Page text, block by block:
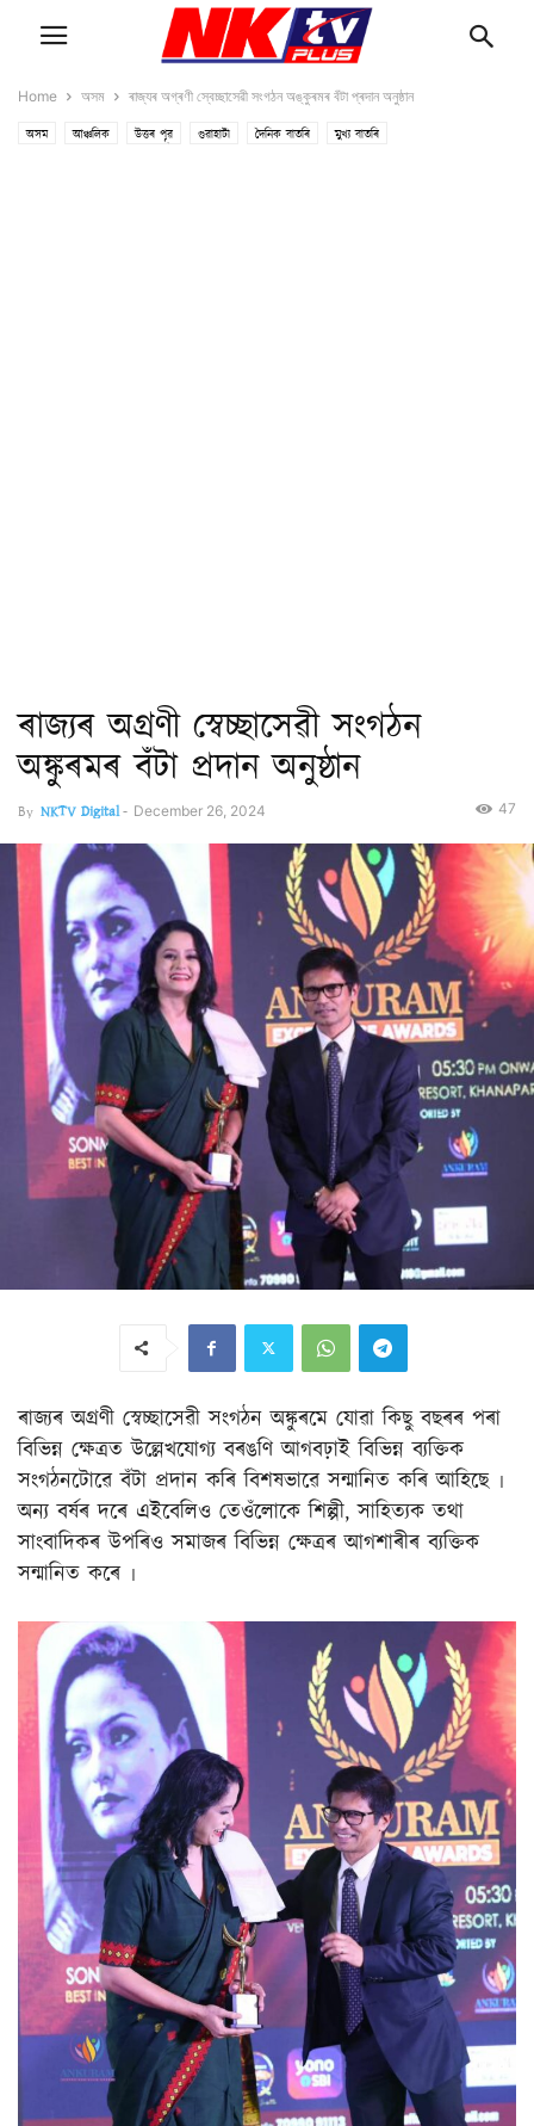
Home অসম ৰাজ্যৰ অগ্ৰণী স্বেচ্ছাসেৱী সংগঠন অঙ্কুৰমৰ বঁটা প্ৰদান অনুষ্ঠান
অসম আঞ্চলিক উত্তৰ পূৱ গুৱাহাটী দৈনিক বাতৰি মুখ্য বাতৰি
ৰাজ্যৰ অগ্ৰণী স্বেচ্ছাসেৱী সংগঠন
অঙ্কুৰমৰ বঁটা প্ৰদান অনুষ্ঠান
By NKTV Digital- December 26, 2024 47
ৰাজ্যৰ অগ্ৰণী স্বেচ্ছাসেৱী সংগঠন অঙ্কুৰমে যোৱা কিছু বছৰৰ পৰা
বিভিন্ন ক্ষেত্ৰত উল্লেখযোগ্য বৰঙণি আগবঢ়াই বিভিন্ন ব্যক্তিক
সংগঠনটোৱে বঁটা প্ৰদান কৰি বিশষভাৱে সন্মানিত কৰি আহিছে ৷
অন্য বৰ্ষৰ দৰে এইবেলিও তেওঁলোকে শিল্পী, সাহিত্যক তথা
সাংবাদিকৰ উপৰিও সমাজৰ বিভিন্ন ক্ষেত্ৰৰ আগশাৰীৰ ব্যক্তিক
সন্মানিত কৰে ৷